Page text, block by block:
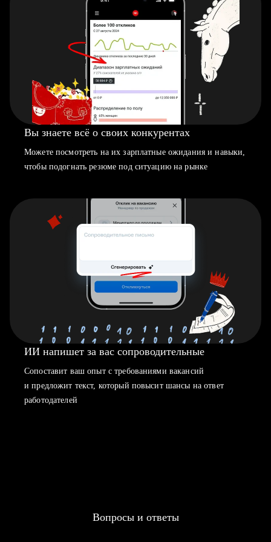
Вы знаете всё о своих конкурентах
Можете посмотреть на их зарплатные ожидания и навыки,
чтобы подогнать резюме под ситуацию на рынке
ИИ напишет за вас сопроводительные
Сопоставит ваш опыт с требованиями вакансий
и предложит текст, который повысит шансы на ответ
работодателей
Вопросы и ответы